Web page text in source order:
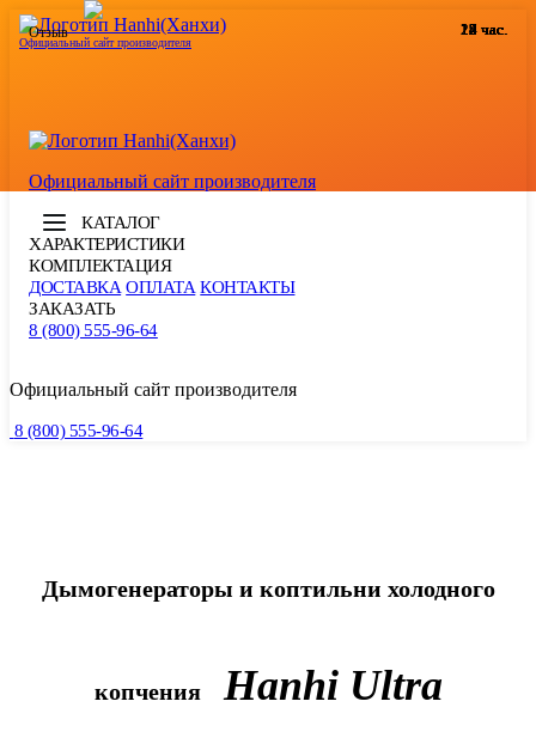
Официальный сайт производителя
Официальный сайт производителя
КАТАЛОГ
ХАРАКТЕРИСТИКИ
КОМПЛЕКТАЦИЯ
ДОСТАВКА ОПЛАТА КОНТАКТЫ
ЗАКАЗАТЬ
8 (800) 555-96-64
Официальный сайт производителя
8 (800) 555-96-64
Дымогенераторы и коптильни холодного
копчения Hanhi Ultra
24 час.
12 час.
12 час.
12 час.
17 час.
12 час.
14 час.
19 час.
24 час.
15 час.
18 час.
15 час.
Отзыв